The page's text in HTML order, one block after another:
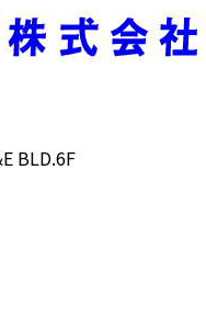
BLD.6F